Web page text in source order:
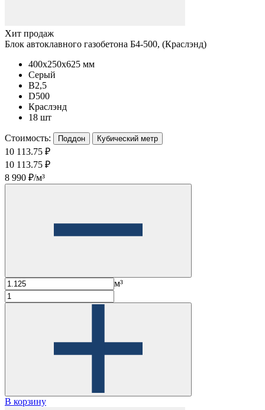
Хит продаж
Блок автоклавного газобетона Б4-500, (Краслэнд)
400x250x625 мм
Серый
B2,5
D500
Краслэнд
18 шт
Стоимость: Поддон Кубический метр
10 113.75 ₽
10 113.75 ₽
8 990 ₽/м³
м³
В корзину